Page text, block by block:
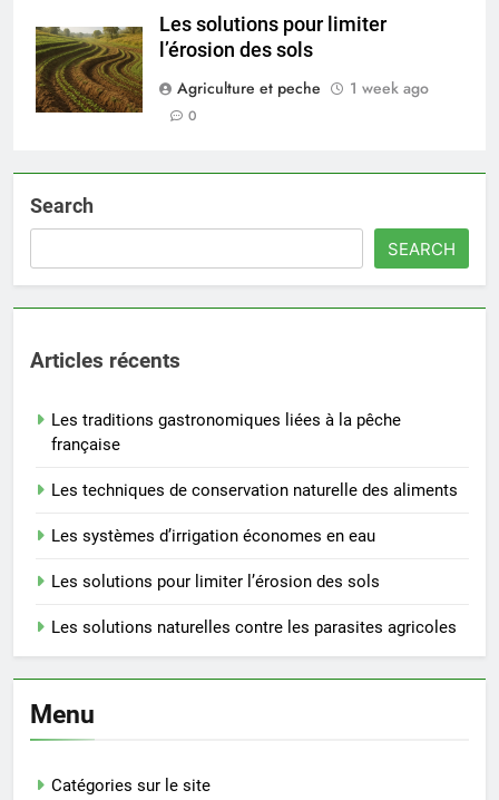
Les solutions pour limiter
l’érosion des sols
Agriculture et peche
1 week ago
0
Search
SEARCH
Articles récents
Les traditions gastronomiques liées à la pêche
française
Les techniques de conservation naturelle des aliments
Les systèmes d’irrigation économes en eau
Les solutions pour limiter l’érosion des sols
Les solutions naturelles contre les parasites agricoles
Menu
Catégories sur le site